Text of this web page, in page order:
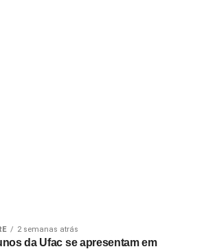
2 semanas atrás
da Ufac se apresentam em